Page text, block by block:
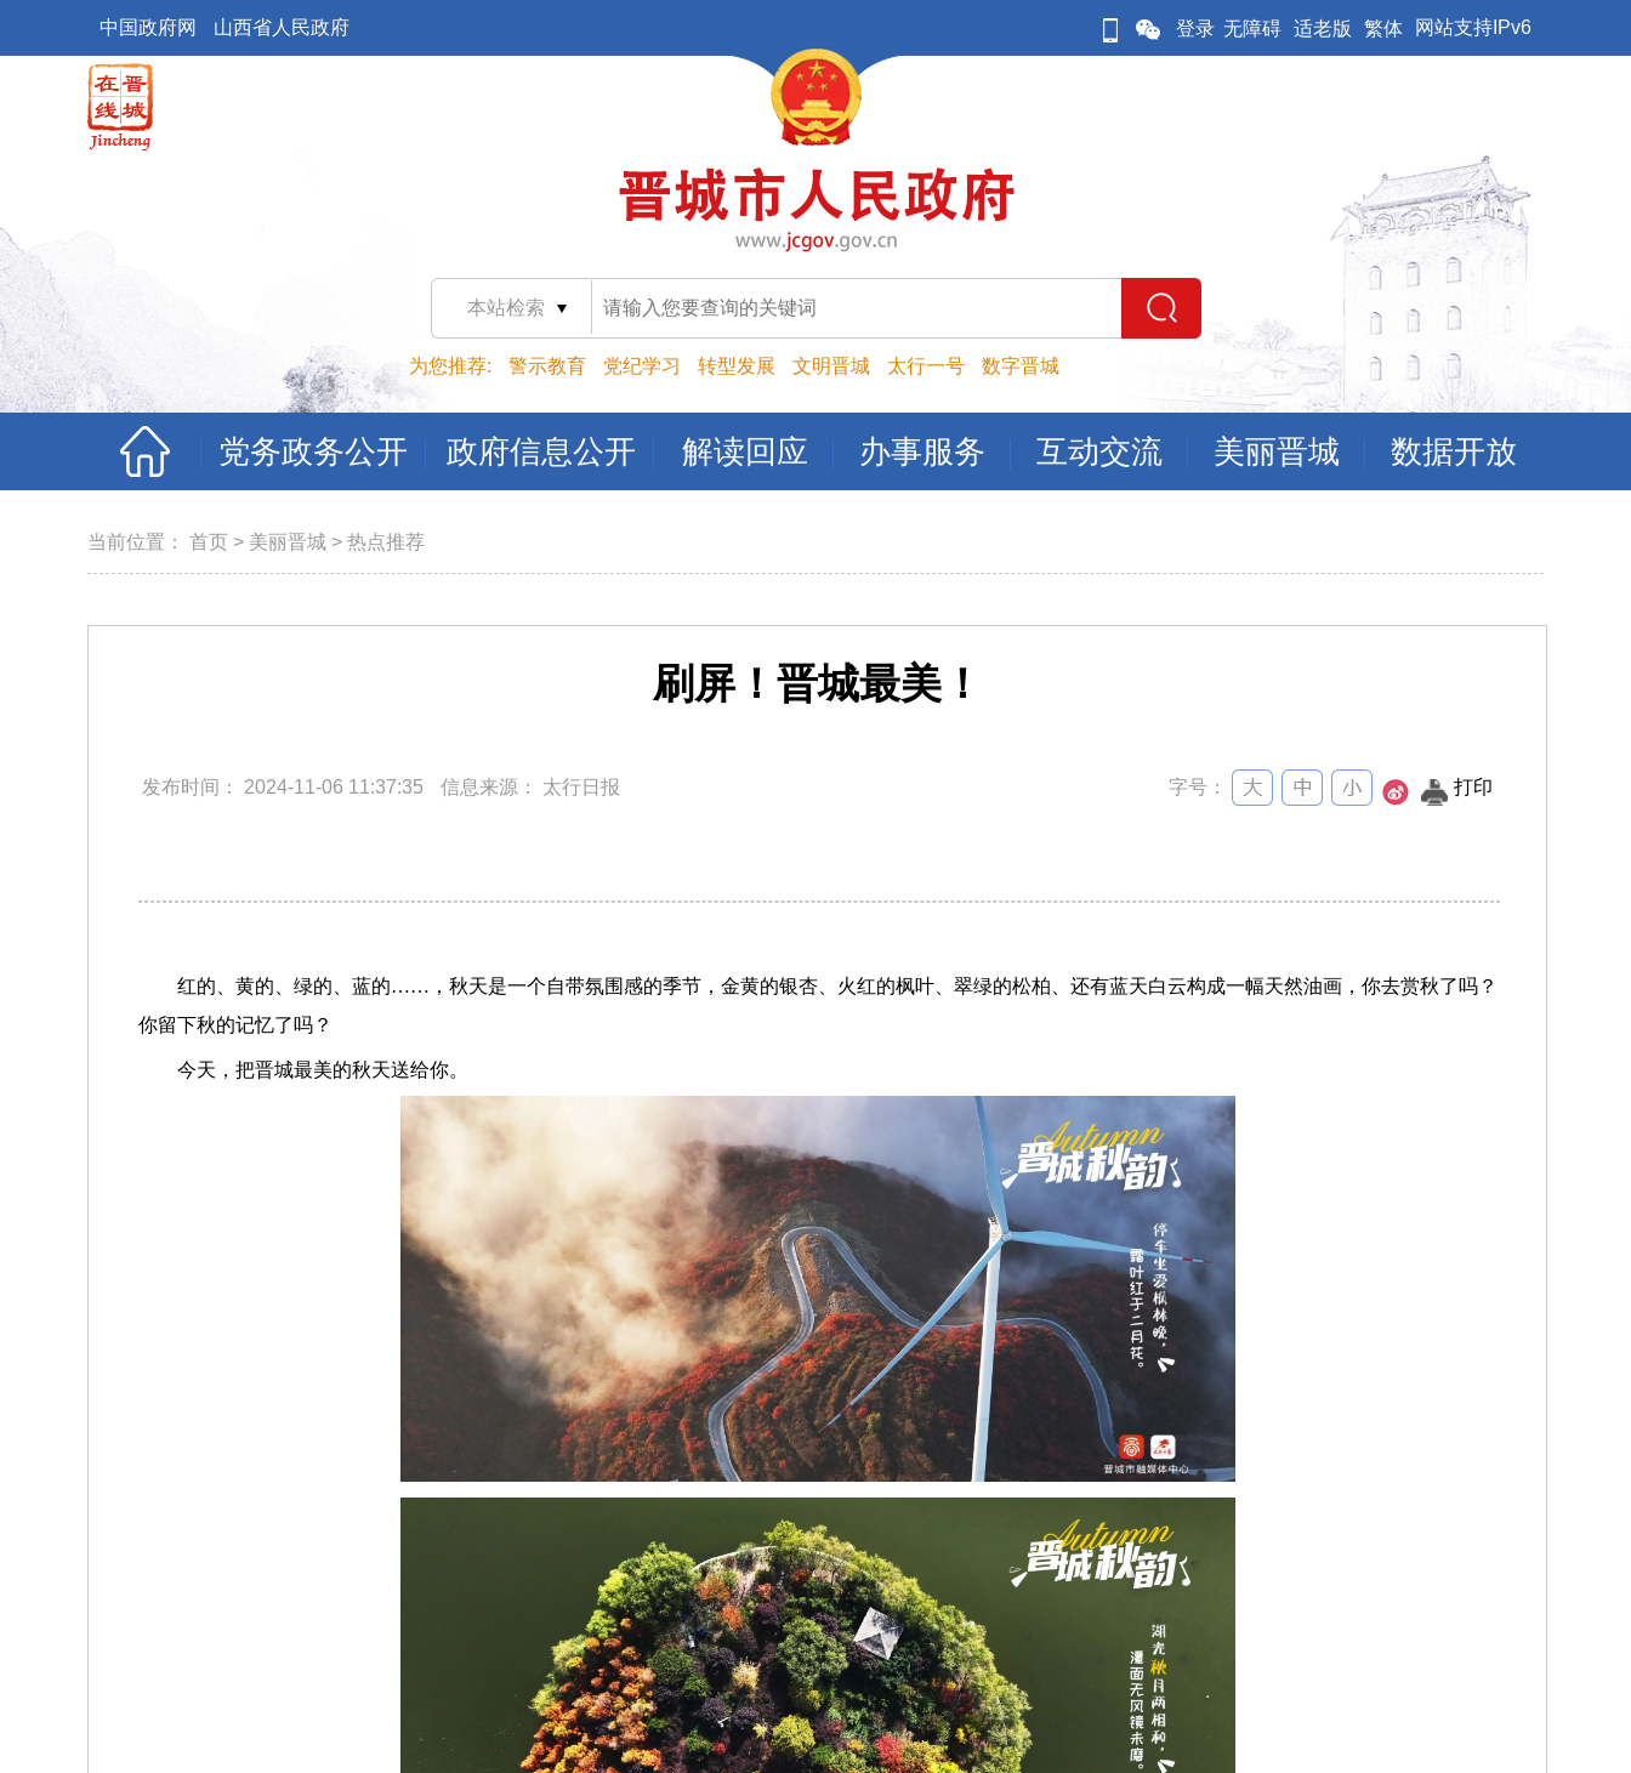
中国政府网 山西省人民政府 登录 无障碍 适老版 繁体 网站支持IPv6
本站检索
为您推荐: 警示教育 党纪学习 转型发展 文明晋城 太行一号 数字晋城
党务政务公开 政府信息公开 解读回应 办事服务 互动交流 美丽晋城 数据开放
当前位置： 首页 > 美丽晋城 > 热点推荐
刷屏！晋城最美！
发布时间： 2024-11-06 11:37:35 信息来源： 太行日报 字号： 打印
红的、黄的、绿的、蓝的……，秋天是一个自带氛围感的季节，金黄的银杏、火红的枫叶、翠绿的松柏、还有蓝天白云构成一幅天然油画，你去赏秋了吗？
你留下秋的记忆了吗？
今天，把晋城最美的秋天送给你。